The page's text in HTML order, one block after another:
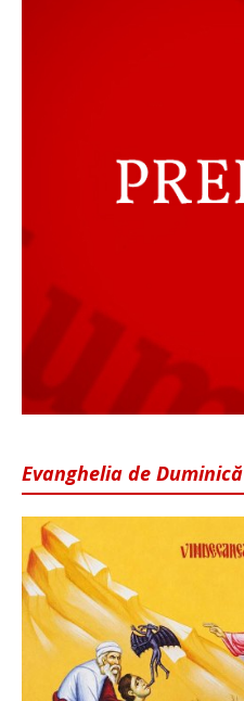
Evanghelia de Duminică